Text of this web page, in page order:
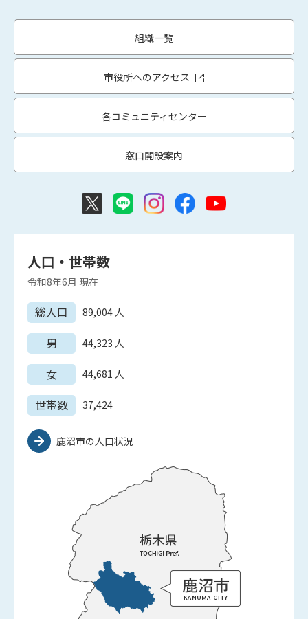
組織一覧
市役所へのアクセス
各コミュニティセンター
窓口開設案内
人口・世帯数
令和8年6月 現在
総人口 89,004人
男 44,323 人
女 44,681 人
世帯数 37,424
鹿沼市の人口状況